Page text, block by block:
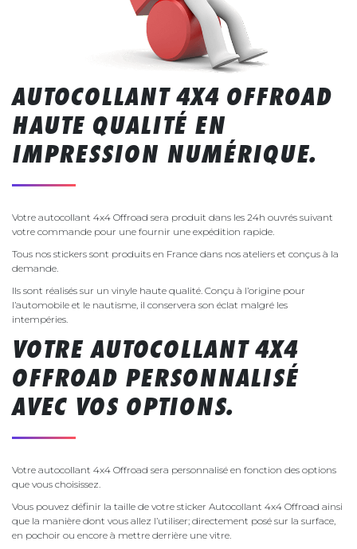
AUTOCOLLANT 4X4 OFFROAD
HAUTE QUALITÉ EN
IMPRESSION NUMÉRIQUE.
Votre autocollant 4x4 Offroad sera produit dans les 24h ouvrés suivant
votre commande pour une fournir une expédition rapide.
Tous nos stickers sont produits en France dans nos ateliers et conçus à la
demande.
Ils sont réalisés sur un vinyle haute qualité. Conçu à l’origine pour
l’automobile et le nautisme, il conservera son éclat malgré les
intempéries.
VOTRE AUTOCOLLANT 4X4
OFFROAD PERSONNALISÉ
AVEC VOS OPTIONS.
Votre autocollant 4x4 Offroad sera personnalisé en fonction des options
que vous choisissez.
Vous pouvez définir la taille de votre sticker Autocollant 4x4 Offroad ainsi
que la manière dont vous allez l’utiliser; directement posé sur la surface,
en pochoir ou encore à mettre derrière une vitre.